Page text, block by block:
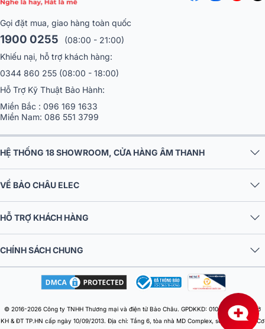
Gọi đặt mua, giao hàng toàn quốc
1900 0255
(08:00 - 21:00)
Khiếu nại, hỗ trợ khách hàng:
0344 860 255 (08:00 - 18:00)
Hỗ Trợ Kỹ Thuật Bảo Hành:
Miền Bắc : 096 169 1633
Miền Nam: 086 551 3799
HỆ THỐNG 18 SHOWROOM, CỬA HÀNG ÂM THANH
VỀ BẢO CHÂU ELEC
HỖ TRỢ KHÁCH HÀNG
CHÍNH SÁCH CHUNG
© 2016-2026 Công ty TNHH Thương mại và điện tử Bảo Châu. GPDKKD: 0106303879 do Sở
KH & ĐT TP.HN cấp ngày 10/09/2013. Địa chỉ: Tầng 6, tòa nhà MD Complex, số 68 Nguyễn Cơ